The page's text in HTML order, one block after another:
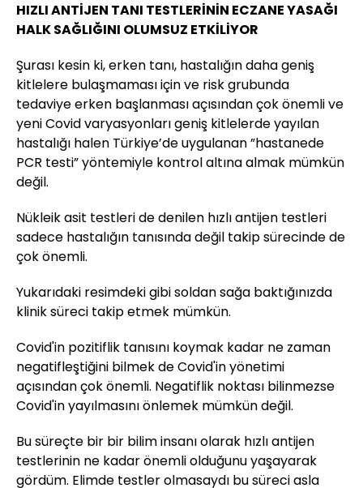
HIZLI ANTİJEN TANI TESTLERİNİN ECZANE YASAĞI
HALK SAĞLIĞINI OLUMSUZ ETKİLİYOR
Şurası kesin ki, erken tanı, hastalığın daha geniş
kitlelere bulaşmaması için ve risk grubunda
tedaviye erken başlanması açısından çok önemli ve
yeni Covid varyasyonları geniş kitlelerde yayılan
hastalığı halen Türkiye’de uygulanan ”hastanede
PCR testi” yöntemiyle kontrol altına almak mümkün
değil.
Nükleik asit testleri de denilen hızlı antijen testleri
sadece hastalığın tanısında değil takip sürecinde de
çok önemli.
Yukarıdaki resimdeki gibi soldan sağa baktığınızda
klinik süreci takip etmek mümkün.
Covid'in pozitiflik tanısını koymak kadar ne zaman
negatifleştiğini bilmek de Covid'in yönetimi
açısından çok önemli. Negatiflik noktası bilinmezse
Covid'in yayılmasını önlemek mümkün değil.
Bu süreçte bir bir bilim insanı olarak hızlı antijen
testlerinin ne kadar önemli olduğunu yaşayarak
gördüm. Elimde testler olmasaydı bu süreci asla